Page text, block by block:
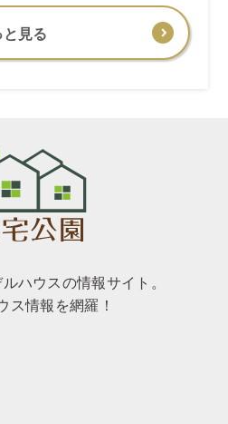
と見る
ハウスの情報サイト。
ス情報を網羅！